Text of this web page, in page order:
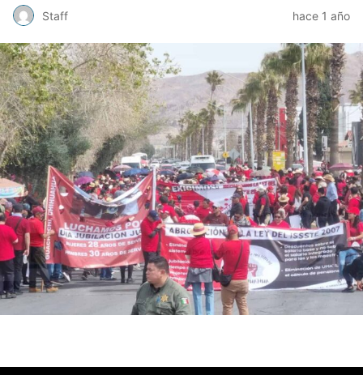
Staff hace 1 año